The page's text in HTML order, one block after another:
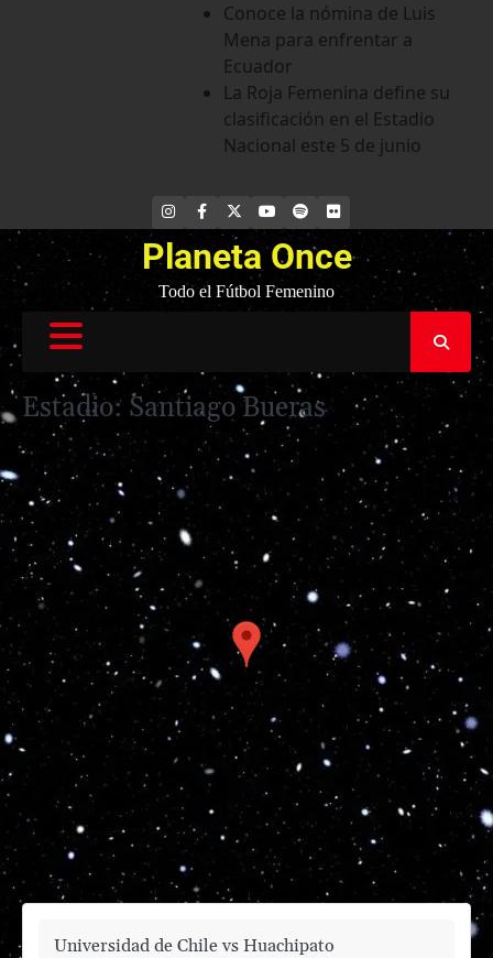
Conoce la nómina de Luis
Mena para enfrentar a
Ecuador
La Roja Femenina define su
clasificación en el Estadio
Nacional este 5 de junio
INSTAGRAM
FACEBOOK YOUTUBE
SPOTIFYFLICKR
Planeta Once
Todo el Fútbol Femenino
Estadio: Santiago Bueras
Universidad de Chile vs Huachipato